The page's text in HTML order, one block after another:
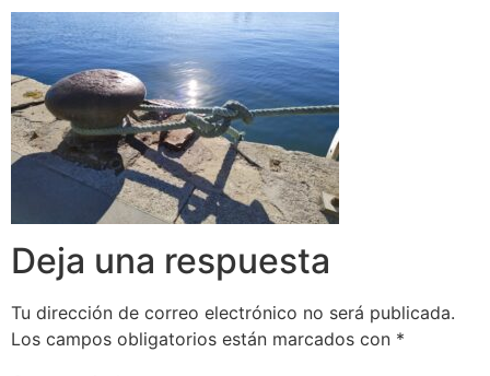
Deja una respuesta
Tu dirección de correo electrónico no será publicada.
Los campos obligatorios están marcados con *